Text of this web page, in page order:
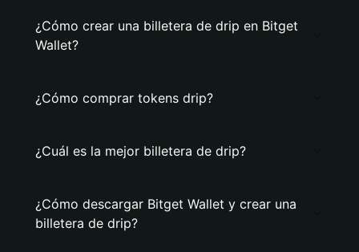
¿Cómo crear una billetera de drip en Bitget
Wallet?
¿Cómo comprar tokens drip?
¿Cuál es la mejor billetera de drip?
¿Cómo descargar Bitget Wallet y crear una
billetera de drip?